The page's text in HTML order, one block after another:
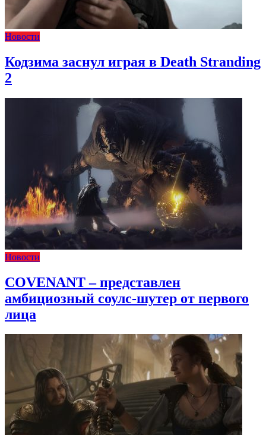
Новости
Кодзима заснул играя в Death Stranding
2
Новости
COVENANT – представлен
амбициозный соулс-шутер от первого
лица